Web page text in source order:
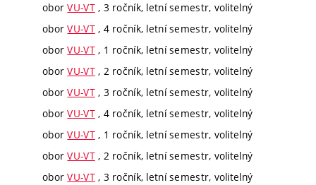
oborVU-VT, 3 ročník, letní semestr, volitelný
oborVU-VT, 4 ročník, letní semestr, volitelný
oborVU-VT, 1 ročník, letní semestr, volitelný
oborVU-VT, 2 ročník, letní semestr, volitelný
oborVU-VT, 3 ročník, letní semestr, volitelný
oborVU-VT, 4 ročník, letní semestr, volitelný
oborVU-VT, 1 ročník, letní semestr, volitelný
oborVU-VT, 2 ročník, letní semestr, volitelný
oborVU-VT, 3 ročník, letní semestr, volitelný